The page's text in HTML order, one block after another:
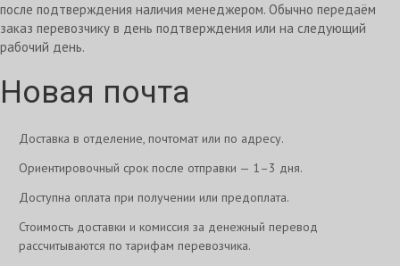
после подтверждения наличия менеджером. Обычно передаём
заказ перевозчику в день подтверждения или на следующий
рабочий день.
Новая почта
Доставка в отделение, почтомат или по адресу.
Ориентировочный срок после отправки — 1–3 дня.
Доступна оплата при получении или предоплата.
Стоимость доставки и комиссия за денежный перевод
рассчитываются по тарифам перевозчика.